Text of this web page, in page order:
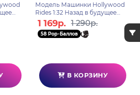
Модель Машинки Hollywood
Rides 1:32 Назад в будущее
Time Machine (Back To The
Future-3) Railroad whe
1 169р. 1 290р.
58 Pop-Баллов
В КОРЗИНУ